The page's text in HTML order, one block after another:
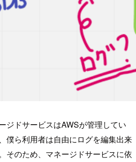
ジドサービスはAWSが管理してい
僕ら利用者は自由にログを編集出来
そのため、マネージドサービスに依